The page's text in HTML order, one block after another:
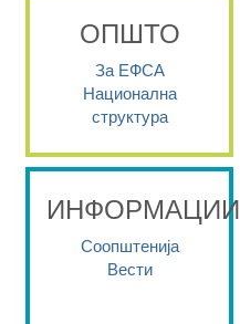
ОПШТО
За ЕФСА
Национална
структура
ИНФОРМАЦИИ
Соопштенија
Вести